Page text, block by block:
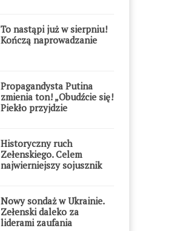
To nastąpi już w sierpniu!
Kończą naprowadzanie
Propagandysta Putina
zmienia ton! „Obudźcie się!
Piekło przyjdzie
Historyczny ruch
Zełenskiego. Celem
najwierniejszy sojusznik
Nowy sondaż w Ukrainie.
Zełenski daleko za
liderami zaufania